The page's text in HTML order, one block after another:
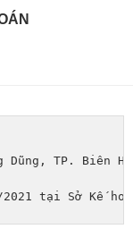
TP. Biên
2021 tại Sở Kế